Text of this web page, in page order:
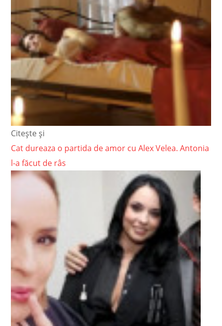
Citește și
Cat dureaza o partida de amor cu Alex Velea. Antonia
l-a făcut de râs